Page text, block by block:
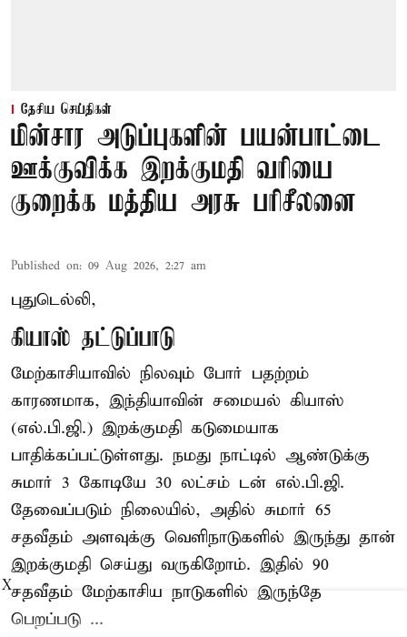
தேசிய செய்திகள்
மின்சார அடுப்புகளின் பயன்பாட்டை
ஊக்குவிக்க இறக்குமதி வரியை
குறைக்க மத்திய அரசு பரிசீலனை
Published on: 09 Aug 2026, 2:27 am
புதுடெல்லி,
கியாஸ் தட்டுப்பாடு
மேற்காசியாவில் நிலவும் போர் பதற்றம்
காரணமாக, இந்தியாவின் சமையல் கியாஸ்
(எல்.பி.ஜி.) இறக்குமதி கடுமையாக
பாதிக்கப்பட்டுள்ளது. நமது நாட்டில் ஆண்டுக்கு
சுமார் 3 கோடியே 30 லட்சம் டன் எல்.பி.ஜி.
தேவைப்படும் நிலையில், அதில் சுமார் 65
சதவீதம் அளவுக்கு வெளிநாடுகளில் இருந்து தான்
இறக்குமதி செய்து வருகிறோம். இதில் 90
சதவீதம் மேற்காசிய நாடுகளில் இருந்தே
பெறப்படு ...
X